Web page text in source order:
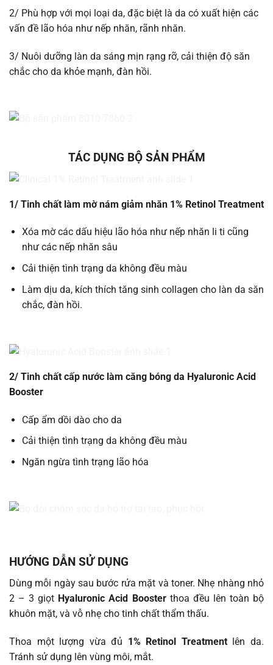
2/ Phù hợp với mọi loại da, đặc biệt là da có xuất hiện các
vấn đề lão hóa như nếp nhăn, rãnh nhăn.
3/ Nuôi dưỡng làn da sáng mịn rạng rỡ, cải thiện độ săn
chắc cho da khỏe mạnh, đàn hồi.
TÁC DỤNG BỘ SẢN PHẨM
1/ Tinh chất làm mờ nám giảm nhăn 1% Retinol Treatment
Xóa mờ các dấu hiệu lão hóa như nếp nhăn li ti cũng
như các nếp nhăn sâu
Cải thiện tình trạng da không đều màu
Làm dịu da, kích thích tăng sinh collagen cho làn da săn
chắc, đàn hồi.
2/ Tinh chất cấp nước làm căng bóng da Hyaluronic Acid
Booster
Cấp ẩm dồi dào cho da
Cải thiện tình trạng da không đều màu
Ngăn ngừa tình trạng lão hóa
HƯỚNG DẪN SỬ DỤNG
Dùng mỗi ngày sau bước rửa mặt và toner. Nhẹ nhàng nhỏ
2 – 3 giọt Hyaluronic Acid Boosterthoa đều lên toàn bộ
khuôn mặt, và vỗ nhẹ cho tinh chất thẩm thấu.
Thoa một lượng vừa đủ 1% Retinol Treatmentlên da.
Tránh sử dụng lên vùng môi, mắt.